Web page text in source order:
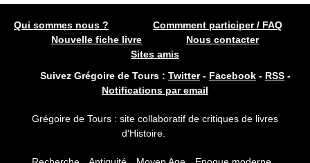
Qui sommes nous ?
Commment participer / FAQ
Nouvelle fiche livre
Nous contacter
Sites amis
Suivez Grégoire de Tours : Twitter- Facebook - RSS -
Notifications par email
Grégoire de Tours : site collaboratif de critiques de livres
d'Histoire.